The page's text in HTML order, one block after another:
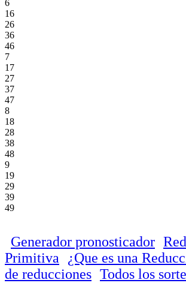
6
16
26
36
46
7
17
27
37
47
8
18
28
38
48
9
19
29
39
49
Generador pronosticador
Primitiva
¿Que es una
de reducciones Todos los